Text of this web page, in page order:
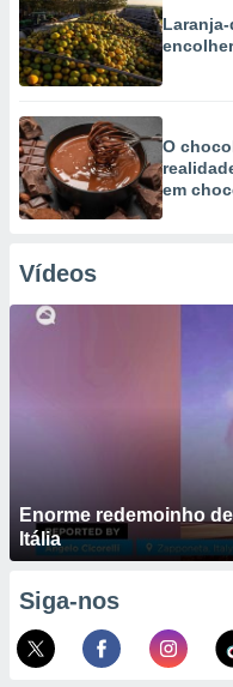
O
em
Vídeos
Enorme redemoinho
Itália
Siga-nos